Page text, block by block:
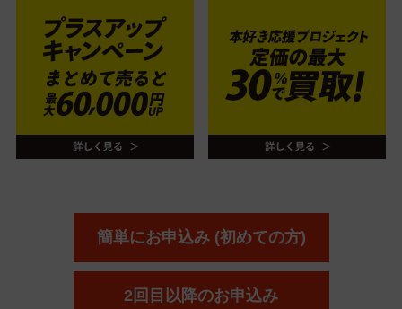
簡単にお申込み (初めての方)
2回目以降のお申込み